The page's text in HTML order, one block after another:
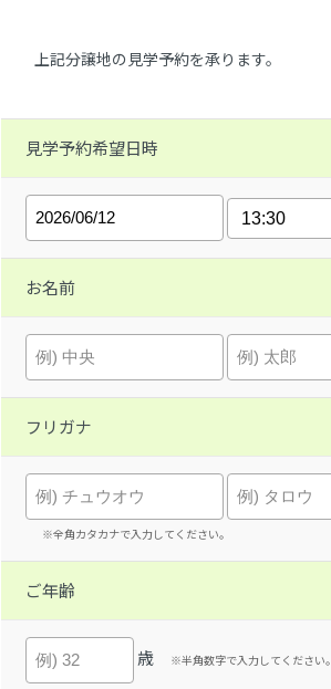
上記分譲地の見学予約を承ります。
見学予約希望日時
お名前
フリガナ
※全角カタカナで入力してください。
ご年齢
歳 ※半角数字で入力してください。